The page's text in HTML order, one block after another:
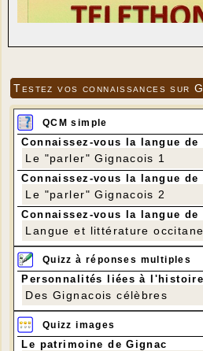
Testez vos connaissances sur
QCM simple
Connaissez-vous la langue de
Le "parler" Gignacois 1
Connaissez-vous la langue de
Le "parler" Gignacois 2
Connaissez-vous la langue de
Langue et littérature
Quizz à réponses multiples
Personnalités liées à
Des Gignacois célèbres
Quizz images
Le patrimoine de Gignac